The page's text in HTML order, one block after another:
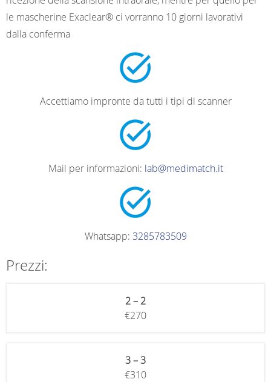
le mascherine Exaclear® ci vorranno 10 giorni lavorativi
dalla conferma
Accettiamo impronte da tutti i tipi di scanner
Mail per informazioni: lab@medimatch.it
Whatsapp: 3285783509
Prezzi:
2 – 2
€270
3 – 3
€310